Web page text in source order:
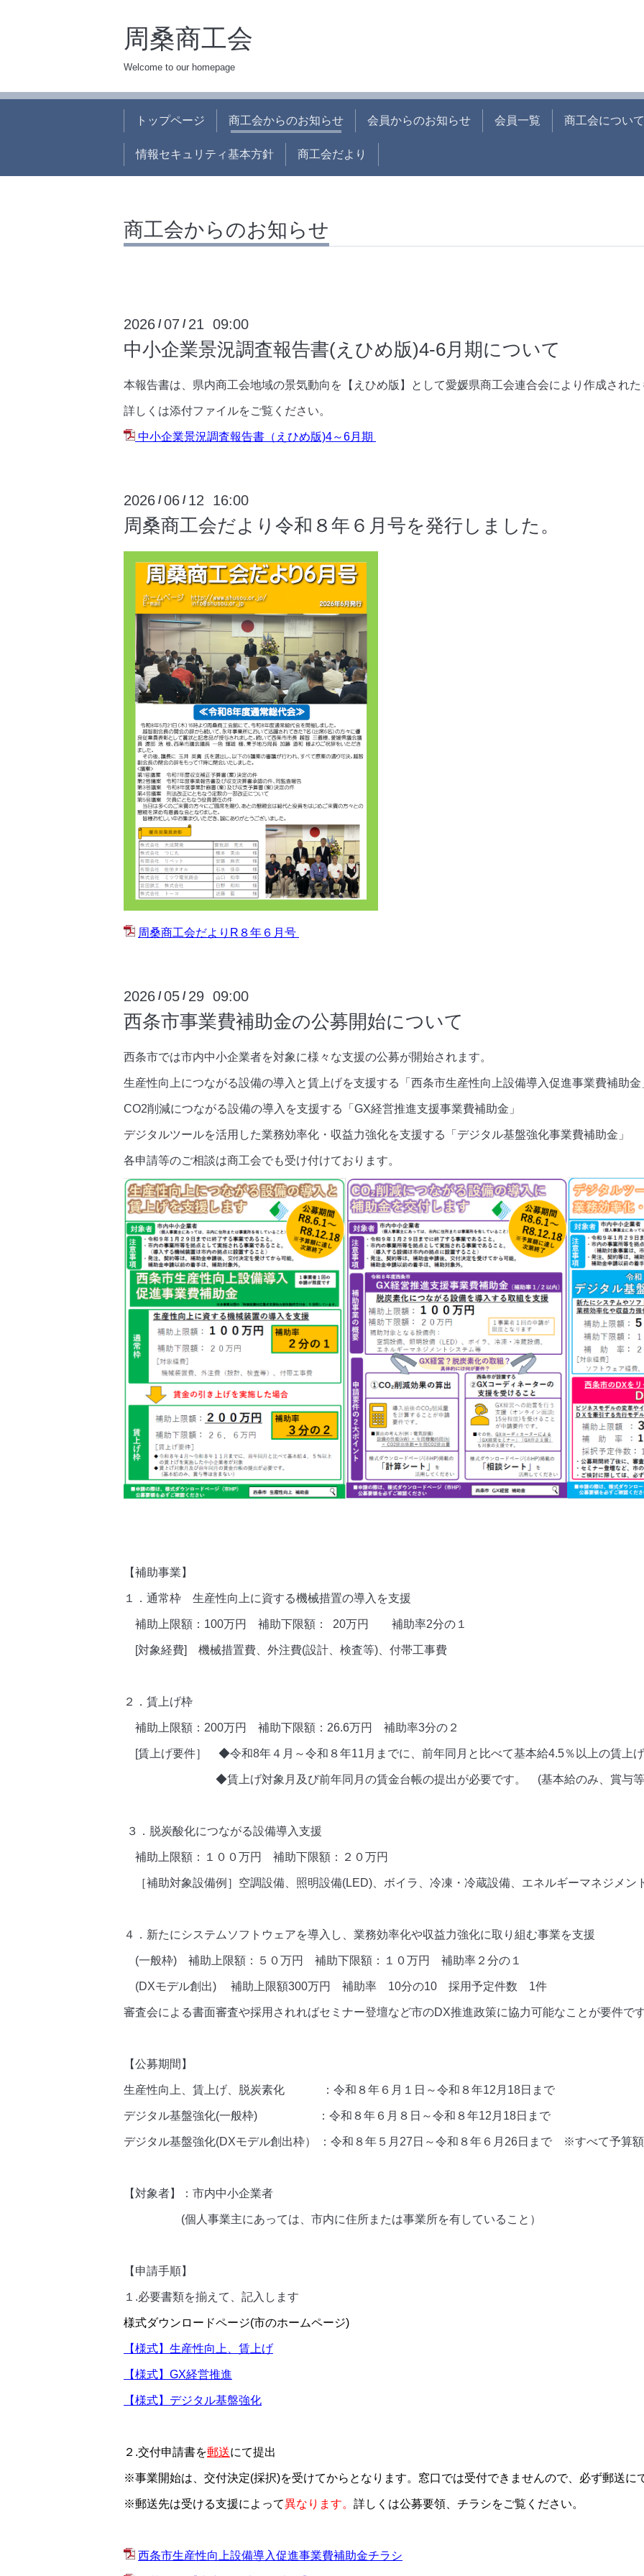
周桑商工会
Welcome to our homepage
トップページ 商工会からのお知らせ 会員からのお知らせ 会員一覧 商工会について
情報セキュリティ基本方針 商工会だより
商工会からのお知らせ
2026 /07 / 21 09:00
中小企業景況調査報告書(えひめ版)4-6月期について
本報告書は、県内商工会地域の景気動向を【えひめ版】として愛媛県商工会連合会により作成され
詳しくは添付ファイルをご覧ください。
中小企業景況調査報告書（えひめ版)4～6月期
2026 /06 / 12 16:00
周桑商工会だより令和８年６月号を発行しました。
周桑商工会だよりR８年６月号
2026 /05 / 29 09:00
西条市事業費補助金の公募開始について
西条市では市内中小企業者を対象に様々な支援の公募が開始されます。
生産性向上につながる設備の導入と賃上げを支援する「西条市生産性向上設備導入促進事業費補助金
CO2削減につながる設備の導入を支援する「GX経営推進支援事業費補助金」
デジタルツールを活用した業務効率化・収益力強化を支援する「デジタル基盤強化事業費補助金」
各申請等のご相談は商工会でも受け付けております。
【補助事業】
１．通常枠 生産性向上に資する機械措置の導入を支援
補助上限額：100万円 補助下限額： 20万円 補助率2分の１
[対象経費] 機械措置費、外注費(設計、検査等)、付帯工事費
２．賃上げ枠
補助上限額：200万円 補助下限額：26.6万円 補助率3分の２
[賃上げ要件］ ◆令和8年４月～令和８年11月までに、前年同月と比べて基本給4.5％以上の賃上
◆賃上げ対象月及び前年同月の賃金台帳の提出が必要です。 (基本給のみ、賞与
３．脱炭酸化につながる設備導入支援
補助上限額：１００万円 補助下限額：２０万円
［補助対象設備例］空調設備、照明設備(LED)、ボイラ、冷凍・冷蔵設備、エネルギーマネジメン
４．新たにシステムソフトウェアを導入し、業務効率化や収益力強化に取り組む事業を支援
(一般枠) 補助上限額：５０万円 補助下限額：１０万円 補助率２分の１
(DXモデル創出) 補助上限額300万円 補助率 10分の10 採用予定件数 1件
審査会による書面審査や採用されればセミナー登壇など市のDX推進政策に協力可能なことが要件で
【公募期間】
生産性向上、賃上げ、脱炭素化 ： 令和８年６月１日～令和８年12月18日まで
デジタル基盤強化(一般枠) ： 令和８年６月８日～令和８年12月18日まで
デジタル基盤強化(DXモデル創出枠） ： 令和８年５月27日～令和８年６月26日まで ※すべて予算
【対象者】：市内中小企業者
(個人事業主にあっては、市内に住所または事業所を有していること）
【申請手順】
１.必要書類を揃えて、記入します
様式ダウンロードページ(市のホームページ)
【様式】生産性向上、賃上げ
【様式】GX経営推進
【様式】デジタル基盤強化
２.交付申請書を郵送にて提出
※事業開始は、交付決定(採択)を受けてからとなります。 窓口では受付できませんので、必ず郵送に
※郵送先は受ける支援によって異なります。 詳しくは公募要領、チラシをご覧ください。
西条市生産性向上設備導入促進事業費補助金チラシ